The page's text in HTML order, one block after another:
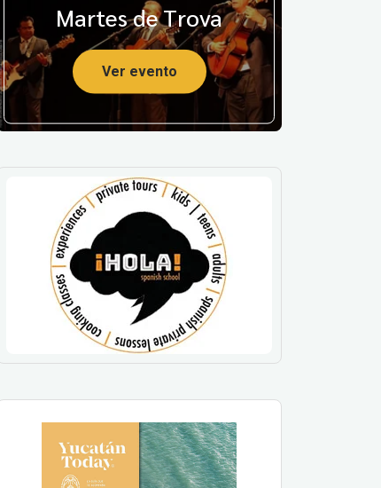
Martes de Trova
Ver evento